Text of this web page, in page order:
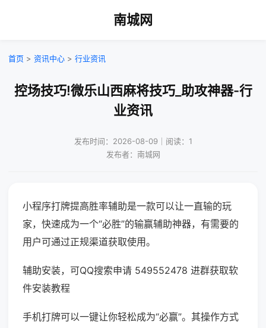
南城网
首页 > 资讯中心 > 行业资讯
控场技巧!微乐山西麻将技巧_助攻神器-行
业资讯
发布时间：2026-08-09｜阅读：1
发布者：南城网
小程序打牌提高胜率辅助是一款可以让一直输的玩
家，快速成为一个“必胜”的输赢辅助神器，有需要的
用户可通过正规渠道获取使用。
辅助安装，可QQ搜索申请 549552478 进群获取软
件安装教程
手机打牌可以一键让你轻松成为“必赢”。其操作方式